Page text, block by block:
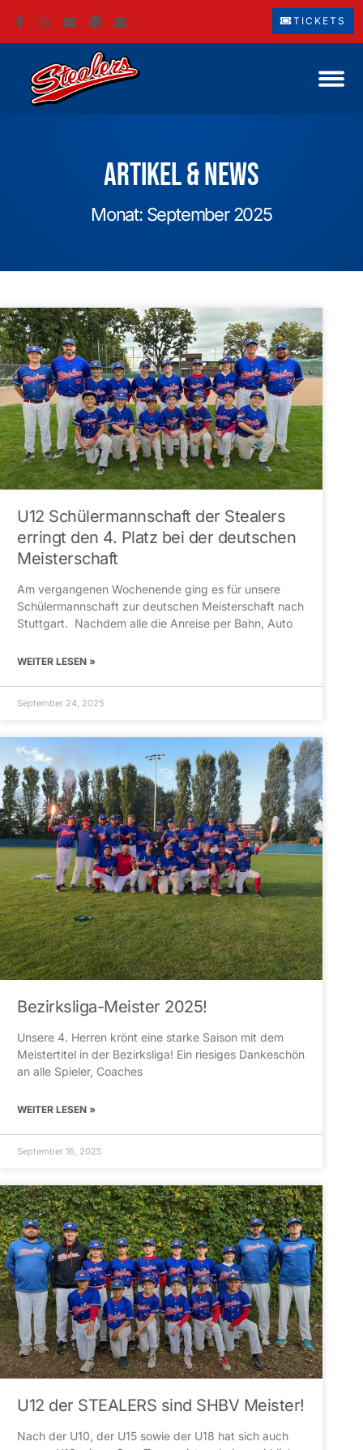
TICKETS
Artikel & News
Monat: September 2025
U12 Schülermannschaft der Stealers
erringt den 4. Platz bei der deutschen
Meisterschaft
Am vergangenen Wochenende ging es für unsere
Schülermannschaft zur deutschen Meisterschaft nach
Stuttgart. Nachdem alle die Anreise per Bahn, Auto
WEITER LESEN »
September 24, 2025
Bezirksliga-Meister 2025!
Unsere 4. Herren krönt eine starke Saison mit dem
Meistertitel in der Bezirksliga! Ein riesiges Dankeschön
an alle Spieler, Coaches
WEITER LESEN »
September 16, 2025
U12 der STEALERS sind SHBV Meister!
Nach der U10, der U15 sowie der U18 hat sich auch